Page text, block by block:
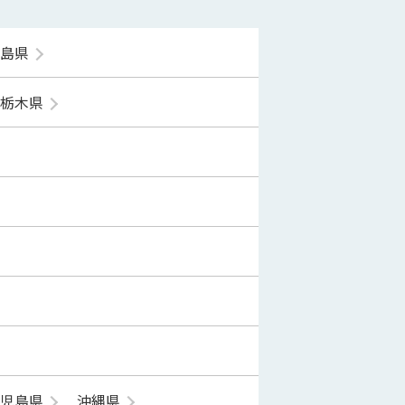
県
栃木県
島県 沖縄県